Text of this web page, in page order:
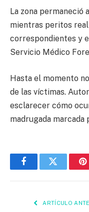
La zona permaneció
mientras peritos
correspondientes y
Servicio Médico
Hasta el momento
de las víctimas.
esclarecer cómo
madrugada marcada
FacebookTwitter
ARTÍCULO